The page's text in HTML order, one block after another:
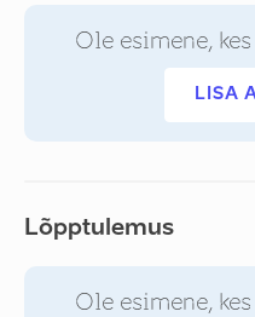
Ole esimene,
LISA
Lõpptulemus
Ole esimene,